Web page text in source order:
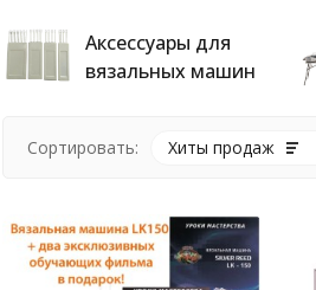
Аксессуары для
вязальных машин
Сортировать: Хиты продаж